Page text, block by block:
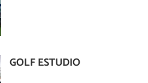
GOLF ESTUDIO